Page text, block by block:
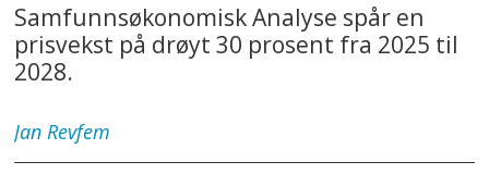
Samfunnsøkonomisk Analyse spår en
prisvekst på drøyt 30 prosent fra 2025 til
2028.
Jan Revfem